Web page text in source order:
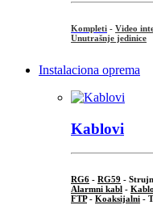
Kompleti - Video
Unutrašnje jedinice
Instalaciona oprema
Kablovi
RG6 - RG59 -
Alarmni kabl -
FTP- Koaksijalni -